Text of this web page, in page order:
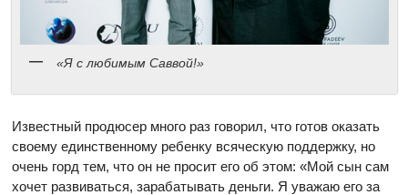
«Я с любимым Саввой!»
Известный продюсер много раз говорил, что готов оказать
своему единственному ребенку всяческую поддержку, но
очень горд тем, что он не просит его об этом: «Мой сын сам
хочет развиваться, зарабатывать деньги. Я уважаю его за